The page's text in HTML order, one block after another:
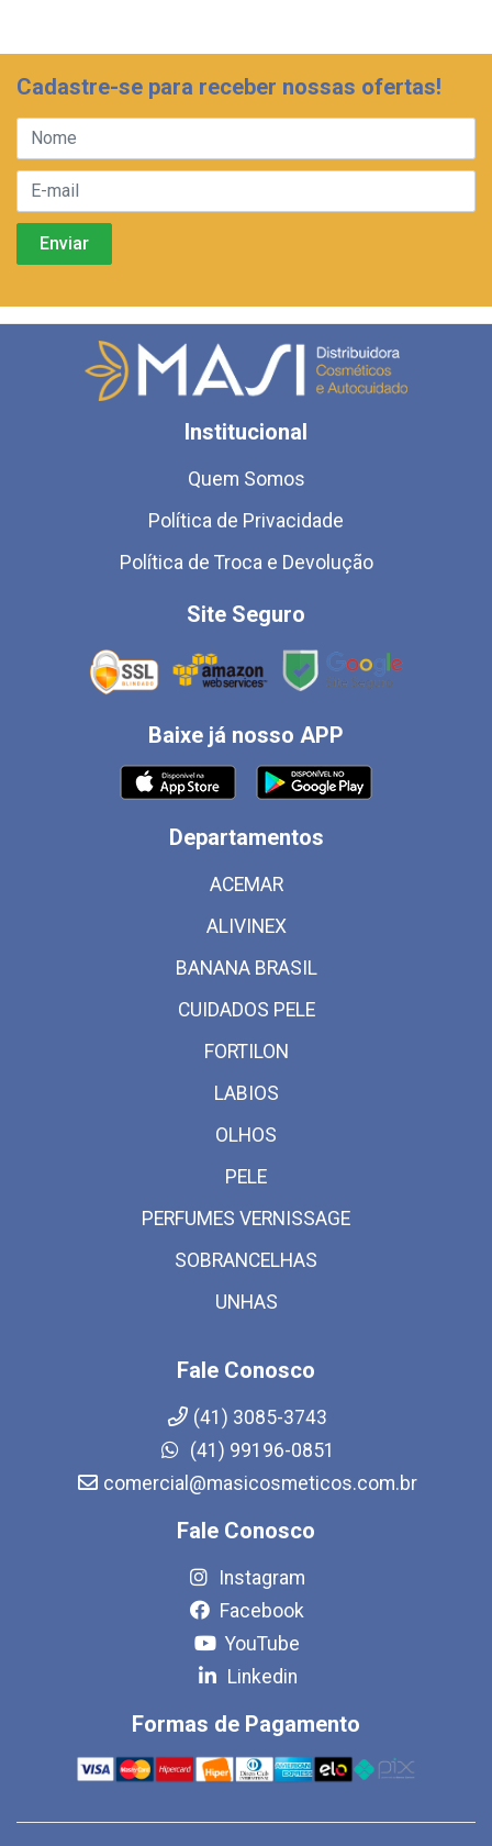
Cadastre-se para receber nossas ofertas!
Institucional
Quem Somos
Política de Privacidade
Política de Troca e Devolução
Site Seguro
Baixe já nosso APP
Departamentos
ACEMAR
ALIVINEX
BANANA BRASIL
CUIDADOS PELE
FORTILON
LABIOS
OLHOS
PELE
PERFUMES VERNISSAGE
SOBRANCELHAS
UNHAS
Fale Conosco
(41) 3085-3743
(41) 99196-0851
comercial@masicosmeticos.com.br
Fale Conosco
Instagram
Facebook
YouTube
Linkedin
Formas de Pagamento